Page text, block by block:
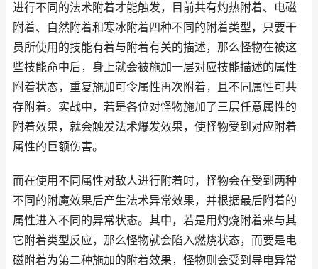
进行不同的法术附着才能触发，目前共有灼热附着、电磁
附着、自然附着和寒冰附着四种不同的附着类型，只要干
员所使用的技能有着与附着有关的描述，那么怪物在被这
些技能命中后，身上就会被施加一层对应技能描述的属性
附着状态，重复施加可令属性再次附着，且不同属性可共
存附着。实战中，若是各位对怪物施加了三层任意属性的
附着效果，就会触发法术爆发效果，使怪物受到对应附着
属性的巨额伤害。
而在使用不同属性对敌人进行附着时，怪物会在受到两种
不同的附魔效果后产生法术异常效果，并根据最后附着的
属性进入不同的异常状态。其中，若是用灼烧附着来与其
它附着类型反应，那么怪物就会陷入燃烧状态，而要是电
磁附着为第二种施加的附着效果，怪物则会受到导电异常